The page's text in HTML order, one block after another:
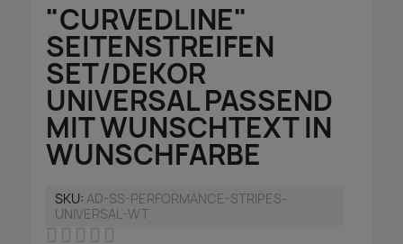
"CURVEDLINE"
SEITENSTREIFEN
SET/DEKOR
UNIVERSAL PASSEND
MIT WUNSCHTEXT IN
WUNSCHFARBE
SKU AD-SS-PERFORMANCE-STRIPES-
UNIVERSAL-WT
    